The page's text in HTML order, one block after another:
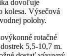
dovoľuje
kolesa. Výsečová
polohy.
rotačné
5,5-10,7 m.